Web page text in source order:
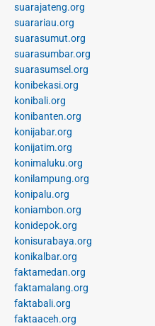
suarajateng.org
suarariau.org
suarasumut.org
suarasumbar.org
suarasumsel.org
konibekasi.org
konibali.org
konibanten.org
konijabar.org
konijatim.org
konimaluku.org
konilampung.org
konipalu.org
koniambon.org
konidepok.org
konisurabaya.org
konikalbar.org
faktamedan.org
faktamalang.org
faktabali.org
faktaaceh.org